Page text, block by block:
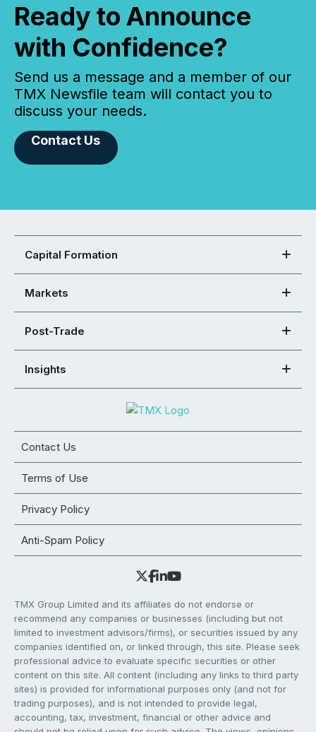
Ready to Announce
with Confidence?
Send us a message and a member of our
TMX Newsfile team will contact you to
discuss your needs.
Contact Us
Capital Formation
Markets
Post-Trade
Insights
Contact Us
Terms of Use
Privacy Policy
Anti-Spam Policy
TMX Group Limited and its affiliates do not endorse or
recommend any companies or businesses (including but not
limited to investment advisors/firms), or securities issued by any
companies identified on, or linked through, this site. Please seek
professional advice to evaluate specific securities or other
content on this site. All content (including any links to third party
sites) is provided for informational purposes only (and not for
trading purposes), and is not intended to provide legal,
accounting, tax, investment, financial or other advice and